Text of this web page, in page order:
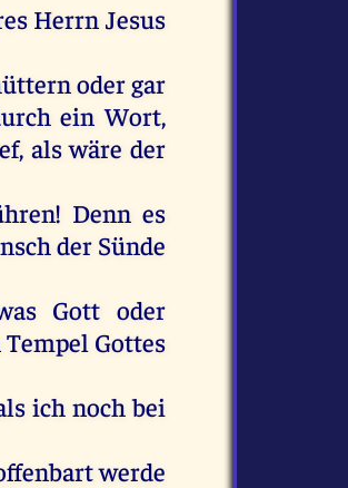
Herrn Jesus
odergar
ein Wort,
, als wäre der
! Denn es
der Sünde
Gott oder
Tempel Gottes
ich noch bei
werde